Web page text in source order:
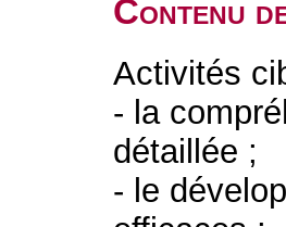
Contenu
Activités
- la
détaillée ;
- le